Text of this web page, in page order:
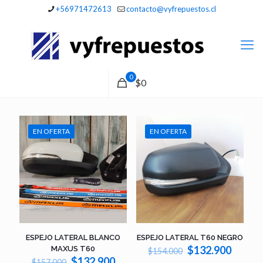
+56971472613 contacto@vyfrepuestos.cl
0
$0
EN OFERTA
ESPEJO LATERAL BLANCO
MAXUS T60
EN OFERTA
ESPEJO LATERAL T60 NEGRO
$154.000 El
$132.900El